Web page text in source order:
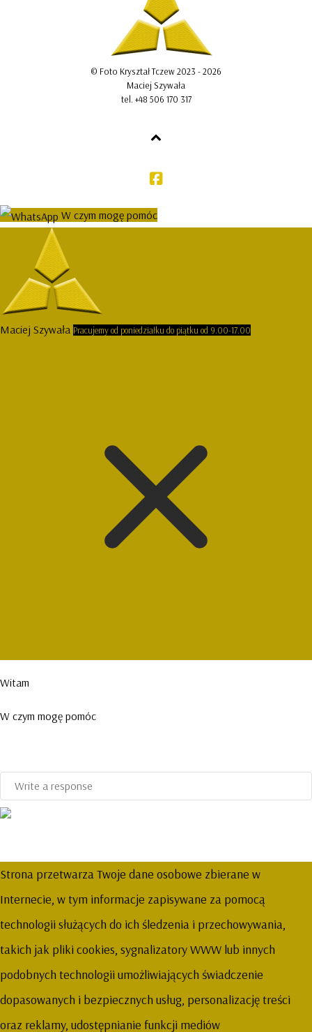
© Foto Kryształ Tczew 2023 - 2026
Maciej Szywała
tel. +48 506 170 317
W czym mogę pomóc
Maciej Szywała Pracujemy od poniedziałku do piątku od 9.00-17.00
Witam
W czym mogę pomóc
Strona przetwarza Twoje dane osobowe zbierane w
Internecie, w tym informacje zapisywane za pomocą
technologii służących do ich śledzenia i przechowywania,
takich jak pliki cookies, sygnalizatory WWW lub innych
podobnych technologii umożliwiających świadczenie
dopasowanych i bezpiecznych usług, personalizację treści
oraz reklamy, udostępnianie funkcji mediów